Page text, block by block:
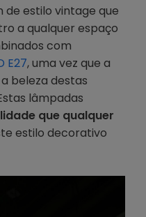
de estilo vintage que
a qualquer espaço
com
E27, uma vez que a
beleza destas
lâmpadas
que qualquer
estilo decorativo